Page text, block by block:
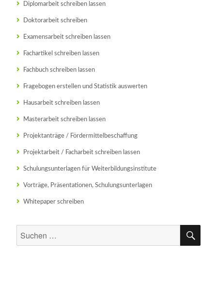
Diplomarbeit schreiben lassen
Doktorarbeit schreiben
Examensarbeit schreiben lassen
Fachartikel schreiben lassen
Fachbuch schreiben lassen
Fragebogen erstellen und Statistik auswerten
Hausarbeit schreiben lassen
Masterarbeit schreiben lassen
Projektanträge / Fördermittelbeschaffung
Projektarbeit / Facharbeit schreiben lassen
Schulungsunterlagen für Weiterbildungsinstitute
Vorträge, Präsentationen, Schulungsunterlagen
Whitepaper schreiben